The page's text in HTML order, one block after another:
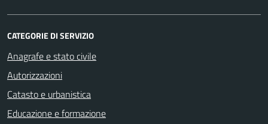
CATEGORIE DI SERVIZIO
Anagrafe e stato civile
Autorizzazioni
Catasto e urbanistica
Educazione e formazione